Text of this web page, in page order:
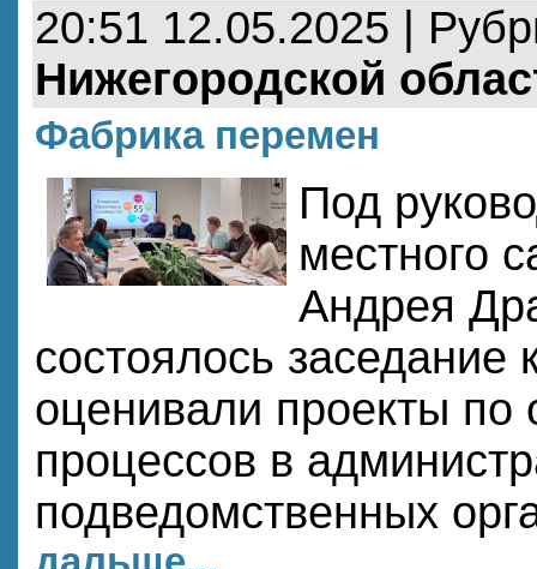
20:51 12.05.2025 |
Нижегородской
Фабрика перемен
Под
местного
Андрея
состоялось заседание
оценивали проекты по
процессов в
подведомственных